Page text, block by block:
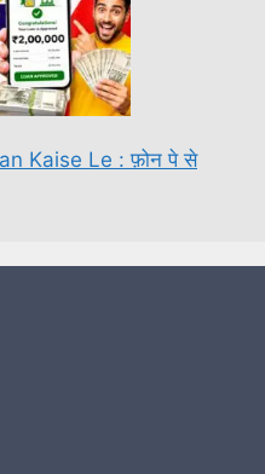
Kaise Le : फ़ोन पे से